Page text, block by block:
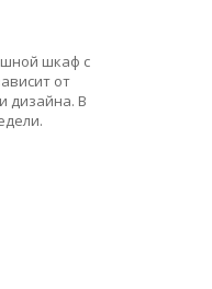
шкаф с
от
дизайна. В